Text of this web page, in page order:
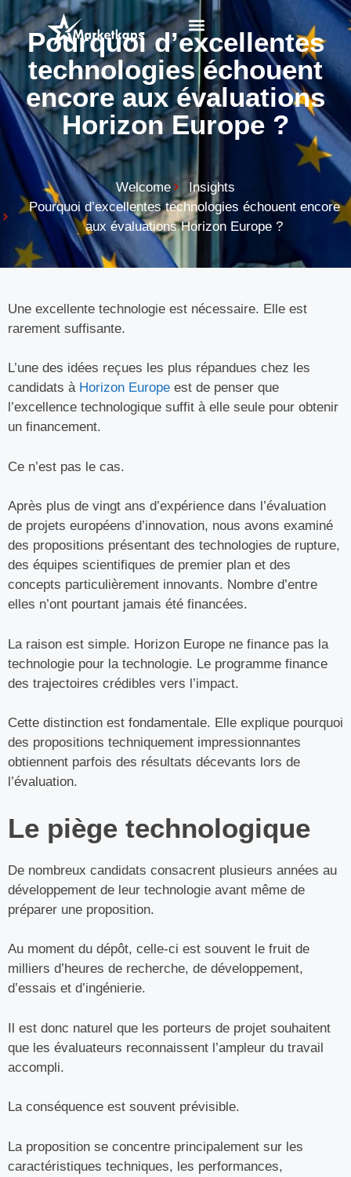
Pourquoi d’excellentes
technologies échouent
encore aux évaluations
Horizon Europe ?
Welcome
Insights
Pourquoi d’excellentes technologies échouent encore
aux évaluations Horizon Europe ?
Une excellente technologie est nécessaire. Elle est
rarement suffisante.
L’une des idées reçues les plus répandues chez les
candidats à Horizon Europe est de penser que
l’excellence technologique suffit à elle seule pour obtenir
un financement.
Ce n’est pas le cas.
Après plus de vingt ans d’expérience dans l’évaluation
de projets européens d’innovation, nous avons examiné
des propositions présentant des technologies de rupture,
des équipes scientifiques de premier plan et des
concepts particulièrement innovants. Nombre d’entre
elles n’ont pourtant jamais été financées.
La raison est simple. Horizon Europe ne finance pas la
technologie pour la technologie. Le programme finance
des trajectoires crédibles vers l’impact.
Cette distinction est fondamentale. Elle explique pourquoi
des propositions techniquement impressionnantes
obtiennent parfois des résultats décevants lors de
l’évaluation.
Le piège technologique
De nombreux candidats consacrent plusieurs années au
développement de leur technologie avant même de
préparer une proposition.
Au moment du dépôt, celle-ci est souvent le fruit de
milliers d’heures de recherche, de développement,
d’essais et d’ingénierie.
Il est donc naturel que les porteurs de projet souhaitent
que les évaluateurs reconnaissent l’ampleur du travail
accompli.
La conséquence est souvent prévisible.
La proposition se concentre principalement sur les
caractéristiques techniques, les performances,